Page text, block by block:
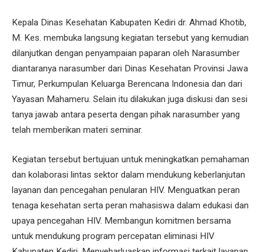
Kepala Dinas Kesehatan Kabupaten Kediri dr. Ahmad Khotib,
M. Kes. membuka langsung kegiatan tersebut yang kemudian
dilanjutkan dengan penyampaian paparan oleh Narasumber
diantaranya narasumber dari Dinas Kesehatan Provinsi Jawa
Timur, Perkumpulan Keluarga Berencana Indonesia dan dari
Yayasan Mahameru. Selain itu dilakukan juga diskusi dan sesi
tanya jawab antara peserta dengan pihak narasumber yang
telah memberikan materi seminar.
Kegiatan tersebut bertujuan untuk meningkatkan pemahaman
dan kolaborasi lintas sektor dalam mendukung keberlanjutan
layanan dan pencegahan penularan HIV. Menguatkan peran
tenaga kesehatan serta peran mahasiswa dalam edukasi dan
upaya pencegahan HIV. Membangun komitmen bersama
untuk mendukung program percepatan eliminasi HIV